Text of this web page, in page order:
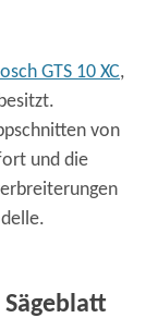
GTS 10 XC,
von
und die